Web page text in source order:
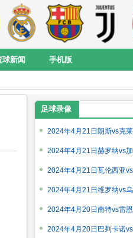
球新闻 手机版
足球录像
2024年4月21日朗斯vs克莱
2024年4月21日赫罗纳vs加的
2024年4月21日瓦伦西亚vs贝蒂
2024年4月21日维罗纳vs乌迪内
2024年4月20日南特vs雷
2024年4月20日巴列卡诺vs奥萨苏